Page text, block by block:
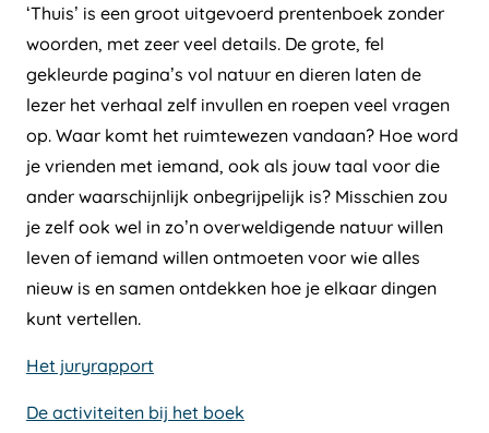
‘Thuis’ is een groot uitgevoerd prentenboek zonder
woorden, met zeer veel details. De grote, fel
gekleurde pagina’s vol natuur en dieren laten de
lezer het verhaal zelf invullen en roepen veel vragen
op. Waar komt het ruimtewezen vandaan? Hoe word
je vrienden met iemand, ook als jouw taal voor die
ander waarschijnlijk onbegrijpelijk is? Misschien zou
je zelf ook wel in zo’n overweldigende natuur willen
leven of iemand willen ontmoeten voor wie alles
nieuw is en samen ontdekken hoe je elkaar dingen
kunt vertellen.
Het juryrapport
De activiteiten bij het boek